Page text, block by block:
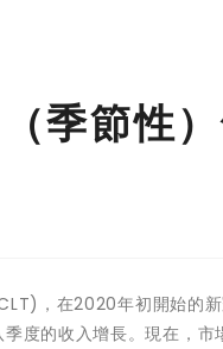
季節性
，在2020年初開始的
度的收入增長。現在，市